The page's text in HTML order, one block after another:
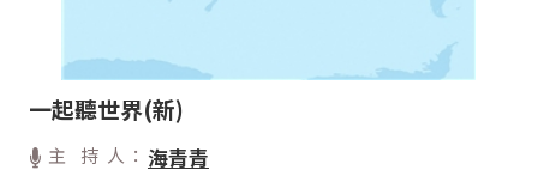
一起聽世界(新)
主 持 人： 海青青